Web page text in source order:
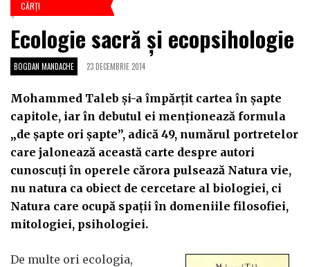
CĂRŢI
Ecologie sacră şi ecopsihologie
BOGDAN MANDACHE 23 DECEMBRIE 2014
Mohammed Taleb şi-a împărţit cartea în şapte
capitole, iar în debutul ei menţionează formula
„de şapte ori şapte”, adică 49, numărul portretelor
care jalonează această carte despre autori
cunoscuţi în operele cărora pulsează Natura vie,
nu natura ca obiect de cercetare al biologiei, ci
Natura care ocupă spaţii în domeniile filosofiei,
mitologiei, psihologiei.
De multe ori ecologia,